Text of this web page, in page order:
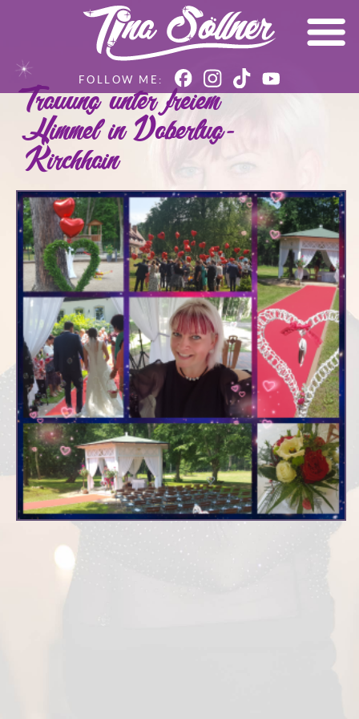
Trauung unter freiem
Himmel in Doberlug-
Kirchhain